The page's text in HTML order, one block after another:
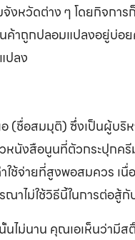
งหวัดต่าง ๆ โดยกิจการ
าถูกปลอมแปลงอยู่บ่อย
ปลง
(ชื่อสมมุติ) ซึ่งเป็นผู้บริ
หนังสือนูนที่ตัวกระปุกค
ใช้จ่ายที่สูงพอสมควร เ
ณาไม่ใช้วิธีนี้ในการต่อสู้
นไม่นาน คุณเอเห็นว่ามี